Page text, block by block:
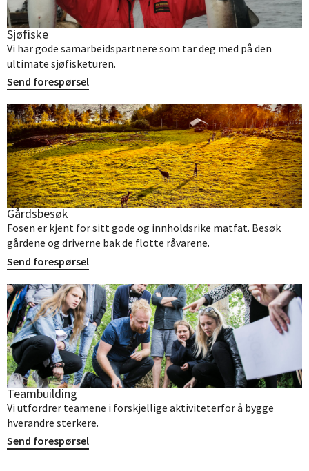
Sjøfiske
Vi har gode samarbeidspartnere som tar deg med på den
ultimate sjøfisketuren.
Send forespørsel
Gårdsbesøk
Fosen er kjent for sitt gode og innholdsrike matfat. Besøk
gårdene og driverne bak de flotte råvarene.
Send forespørsel
Teambuilding
Vi utfordrer teamene i forskjellige aktiviteterfor å bygge
hverandre sterkere.
Send forespørsel